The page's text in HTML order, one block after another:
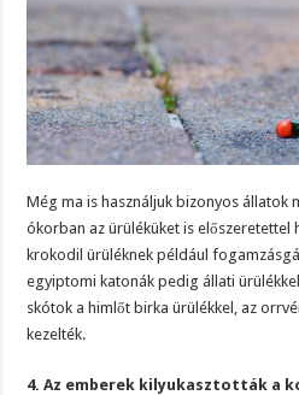
Még ma is használjuk bizonyos állatok
ókorban az ürüléküket is előszeretettel
krokodil ürüléknek például
egyiptomi katonák pedig állati
skótok a himlőt birka ürülékkel, az
kezelték.
4. Az emberek kilyukasztották a